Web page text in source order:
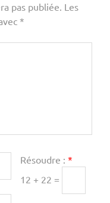
pas publiée. Les
*
Résoudre : *
12 + 22 =